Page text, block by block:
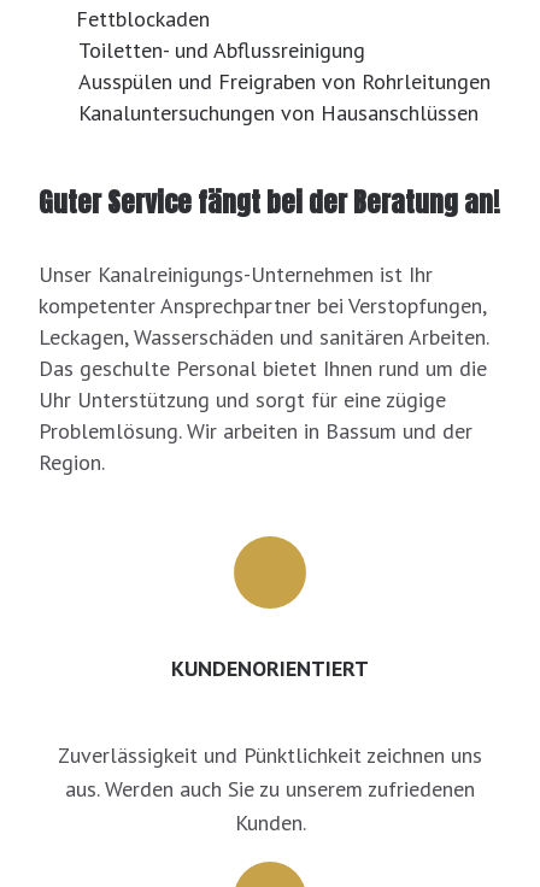
Fettblockaden
Toiletten- und Abflussreinigung
Ausspülen und Freigraben von Rohrleitungen
Kanaluntersuchungen von Hausanschlüssen
Guter Service fängt bei der Beratung an!
Unser Kanalreinigungs-Unternehmen ist Ihr
kompetenter Ansprechpartner bei Verstopfungen,
Leckagen, Wasserschäden und sanitären Arbeiten.
Das geschulte Personal bietet Ihnen rund um die
Uhr Unterstützung und sorgt für eine zügige
Problemlösung. Wir arbeiten in Bassum und der
Region.
KUNDENORIENTIERT
Zuverlässigkeit und Pünktlichkeit zeichnen uns
aus. Werden auch Sie zu unserem zufriedenen
Kunden.